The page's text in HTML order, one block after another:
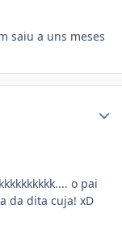
saiu a uns meses
o pai
da dita cuja! xD